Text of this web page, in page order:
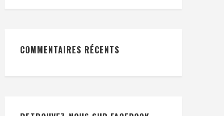
COMMENTAIRES RÉCENTS